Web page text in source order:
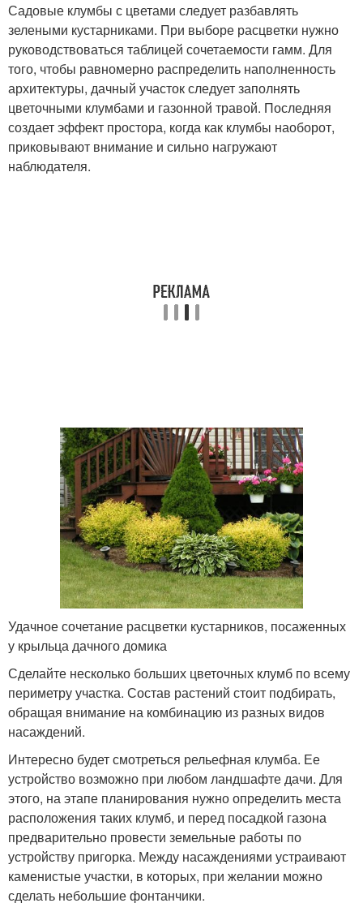
Садовые клумбы с цветами следует разбавлять
зелеными кустарниками. При выборе расцветки нужно
руководствоваться таблицей сочетаемости гамм. Для
того, чтобы равномерно распределить наполненность
архитектуры, дачный участок следует заполнять
цветочными клумбами и газонной травой. Последняя
создает эффект простора, когда как клумбы наоборот,
приковывают внимание и сильно нагружают
наблюдателя.
Удачное сочетание расцветки кустарников, посаженных
у крыльца дачного домика
Сделайте несколько больших цветочных клумб по всему
периметру участка. Состав растений стоит подбирать,
обращая внимание на комбинацию из разных видов
насаждений.
Интересно будет смотреться рельефная клумба. Ее
устройство возможно при любом ландшафте дачи. Для
этого, на этапе планирования нужно определить места
расположения таких клумб, и перед посадкой газона
предварительно провести земельные работы по
устройству пригорка. Между насаждениями устраивают
каменистые участки, в которых, при желании можно
сделать небольшие фонтанчики.